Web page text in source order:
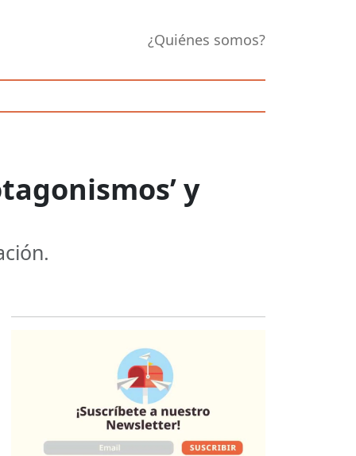
¿Quiénes somos?
y